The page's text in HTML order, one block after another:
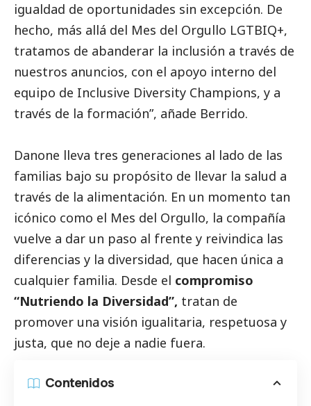
igualdad de oportunidades sin excepción. De
hecho, más allá del Mes del Orgullo LGTBIQ+,
tratamos de abanderar la inclusión a través de
nuestros anuncios, con el apoyo interno del
equipo de Inclusive Diversity Champions, y a
través de la formación”, añade Berrido.
Danone lleva tres generaciones al lado de las
familias bajo su propósito de llevar la salud a
través de la alimentación. En un momento tan
icónico como el Mes del Orgullo, la compañía
vuelve a dar un paso al frente y reivindica las
diferencias y la diversidad, que hacen única a
cualquier familia. Desde el compromiso
“Nutriendo la Diversidad”, tratan de
promover una visión igualitaria, respetuosa y
justa, que no deje a nadie fuera.
Contenidos